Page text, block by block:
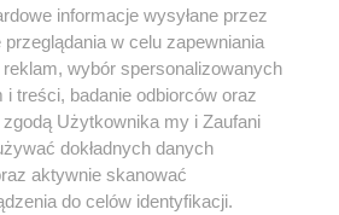
Instagram Youtube
informacje wysyłane przez
w celu zapewniania
wybór spersonalizowanych
treści, badanie odbiorców oraz
zgodą Użytkownika my i Zaufani
dokładnych danych
aktywnie skanować
do celów identyfikacji.